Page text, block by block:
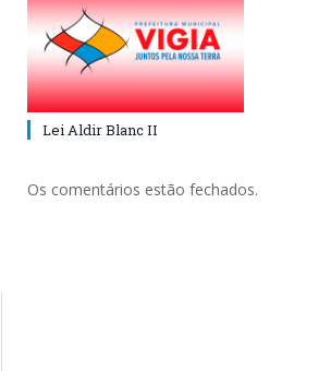
Lei Aldir Blanc II
Os comentários estão fechados.